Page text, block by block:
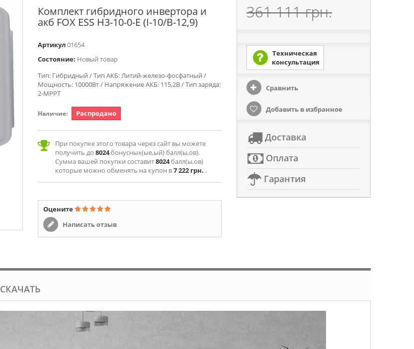
Комплект гибридного инвертора и
акб FOX ESS H3-10-0-E (I-10/B-12,9)
Артикул01654
Состояние: Новый товар
Тип: Гибридный / Тип АКБ: Литий-железо-фосфатный /
Мощность: 10000Вт / Напряжение АКБ: 115,2В / Тип заряда:
2-МРРТ
Наличие: Распродано
При покупке этого товара через сайт вы можете
получить до 8024бонусных(ые,ый) балл(ы,ов).
Сумма вашей покупки составит8024балл(ы,ов)
которые можно обменять на купон в7 222 грн. .
Оцените
Написать отзыв
361 111 грн.
Техническая
консультация
Сравнить
Добавить в избранное
Доставка
Оплата
Гарантия
СКАЧАТЬ